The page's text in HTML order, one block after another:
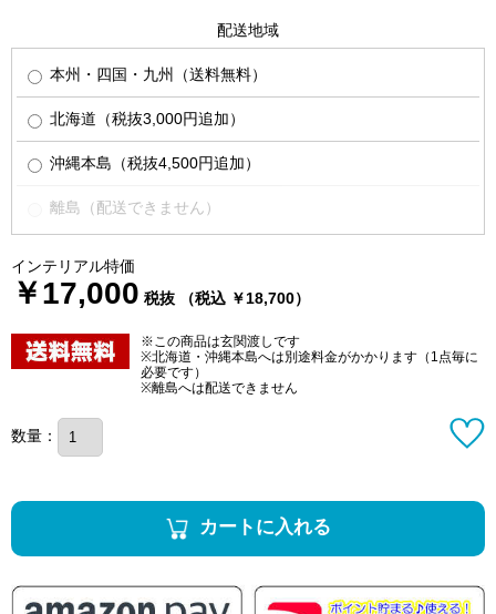
配送地域
本州・四国・九州（送料無料）
北海道（税抜3,000円追加）
沖縄本島（税抜4,500円追加）
離島（配送できません）
インテリアル特価
￥17,000 税抜 （税込 ￥18,700）
※この商品は玄関渡しです
※北海道・沖縄本島へは別途料金がかかります（1点毎に
必要です）
※離島へは配送できません
数量：
カートに入れる